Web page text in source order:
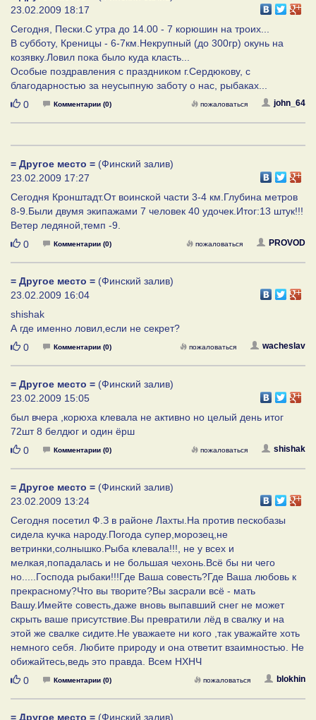
23.02.2009 18:17
Сегодня, Пески.С утра до 14.00 - 7 корюшин на троих...
В субботу, Креницы - 6-7км.Некрупный (до 300гр) окунь на
козявку.Ловил пока было куда класть...
Особые поздравления с праздником г.Сердюкову, с
благодарностью за неусыпную заботу о нас, рыбаках...
Нравится
0 Комментарии (0) john_64
пожаловаться
= Другое место = (Финский залив)
23.02.2009 17:27
Сегодня Кронштадт.От воинской части 3-4 км.Глубина метров
8-9.Были двумя экипажами 7 человек 40 удочек.Итог:13 штук!!!
Ветер ледяной,темп -9.
Нравится
0 Комментарии (0) PROVOD
пожаловаться
= Другое место = (Финский залив)
23.02.2009 16:04
shishak
А где именно ловил,если не секрет?
Нравится
0 Комментарии (0) wacheslav
пожаловаться
= Другое место = (Финский залив)
23.02.2009 15:05
был вчера ,корюха клевала не активно но целый день итог
72шт 8 белдюг и один ёрш
Нравится
0 Комментарии (0) shishak
пожаловаться
= Другое место = (Финский залив)
23.02.2009 13:24
Сегодня посетил Ф.З в районе Лахты.На против пескобазы
сидела кучка народу.Погода супер,морозец,не
ветринки,солнышко.Рыба клевала!!!, не у всех и
мелкая,попадалась и не большая чехонь.Всё бы ни чего
но.....Господа рыбаки!!!Где Ваша совесть?Где Ваша любовь к
прекрасному?Что вы творите?Вы засрали всё - мать
Вашу.Имейте совесть,даже вновь выпавший снег не может
скрыть ваше присутствие.Вы превратили лёд в свалку и на
этой же свалке сидите.Не уважаете ни кого ,так уважайте хоть
немного себя. Любите природу и она ответит взаимностью. Не
обижайтесь,ведь это правда. Всем НХНЧ
Нравится
0 Комментарии (0) blokhin
пожаловаться
= Другое место = (Финский залив)